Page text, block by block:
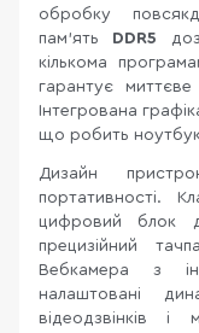
обробку
пам'ять DDR5
кількома
гарантує
Інтегрована
що робить ноутбук
Дизайн
портативності.
цифровий блок
прецизійний
Вебкамера з
налаштовані
відеодзвінків і